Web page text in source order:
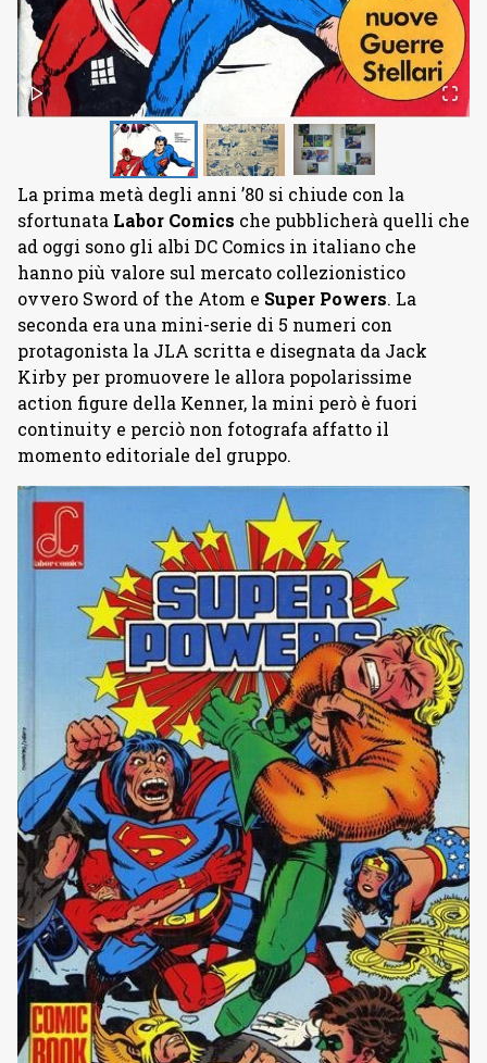
La prima metà degli anni ’80 si chiude con la
sfortunata Labor Comics che pubblicherà quelli che
ad oggi sono gli albi DC Comics in italiano che
hanno più valore sul mercato collezionistico
ovvero Sword of the Atom e Super Powers. La
seconda era una mini-serie di 5 numeri con
protagonista la JLA scritta e disegnata da Jack
Kirby per promuovere le allora popolarissime
action figure della Kenner, la mini però è fuori
continuity e perciò non fotografa affatto il
momento editoriale del gruppo.